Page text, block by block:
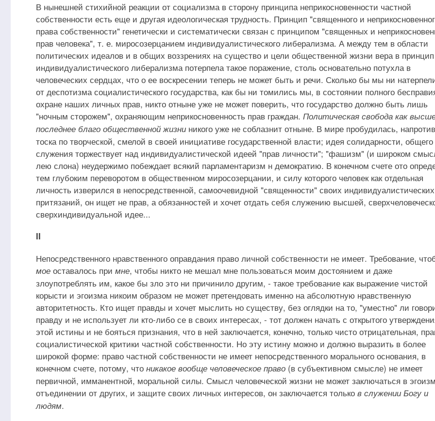
В нынешней стихийной реакции от социализма в сторону принципа неприкосновенности частной
собственности есть еще и другая идеологическая трудность. Принцип "священного и
права собственности" генетически и систематически связан с принципом "священных и
прав человека", т. е. миросозерцанием индивидуалистического либерализма. А между тем в области
политических идеалов и в общих воззрениях на существо и цели общественной жизни вера в принцип
индивидуалистического либерализма потерпела такое поражение, столь основательно потухла в
человеческих сердцах, что о ее воскресении теперь не может быть и речи. Сколько бы мы ни
от деспотизма социалистического государства, как бы ни томились мы, в состоянии полного
охране наших личных прав, никто отныне уже не может поверить, что государство должно быть лишь
"ночным сторожем", охраняющим неприкосновенность прав граждан. Политическая свобода как
последнее благо общественной жизни никого уже не соблазнит отныне. В мире пробудилась,
тоска по творческой, смелой в своей инициативе государственной власти; идея солидарности, общего
служения торжествует над индивидуалистической идеей "прав личности"; "фашизм" (и широком
лею слона) неудержимо побеждает всякий парламентаризм н демократию. В конечном счете ото
тем глубоким переворотом в общественном миросозерцании, и силу которого человек как отдельная
личность изверился в непосредственной, самоочевидной "священности" своих индивидуалистических
притязаний, он ищет не прав, а обязанностей и хочет отдать себя служению высшей,
сверхиндивидуальной идее...
II
Непосредственного нравственного оправдания право личной собственности не имеет. Требование,
мое оставалось при мне, чтобы никто не мешал мне пользоваться моим достоянием и даже
злоупотреблять им, какое бы зло это ни причинило другим, - такое требование как выражение чистой
корысти и эгоизма никоим образом не может претендовать именно на абсолютную нравственную
авторитетность. Кто ищет правды и хочет мыслить но существу, без оглядки на то, "уместно" ли
правду и не использует ли кто-либо се в своих интересах, - тот должен начать с открытого
этой истины и не бояться признания, что в ней заключается, конечно, только чисто отрицательная,
социалистической критики частной собственности. Но эту истину можно и должно выразить в более
широкой форме: право частной собственности не имеет непосредственного морального основания, в
конечном счете, потому, что никакое вообще человеческое право (в субъективном смысле) не имеет
первичной, имманентной, моральной силы. Смысл человеческой жизни не может заключаться в
отъединении от других, и защите своих личных интересов, он заключается только в служении Богу и
людям.